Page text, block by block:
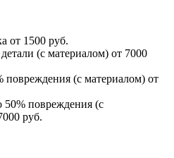
от 1500 руб.
(с материалом) от 7000
повреждения (с материалом) от
повреждения (с
руб.